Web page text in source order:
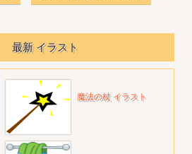
最新 イラスト
魔法の杖 イラスト